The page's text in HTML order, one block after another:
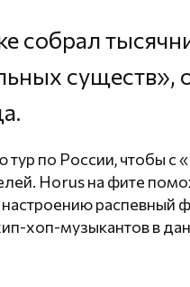
собрал
существ»,
тур по России, чтобы с
Horus на фите
распевный
хоп-музыкантов в